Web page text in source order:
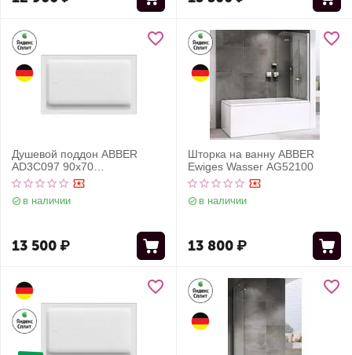
Душевой поддон ABBER
AD3C097 90х70
прямоугольный, акриловый,
белый
в наличии
13 500₽
Шторка на ванну ABBER
Ewiges Wasser AG52100
в наличии
13 800₽